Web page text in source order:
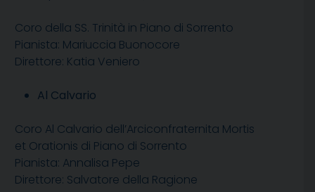
Coro della SS. Trinità in Piano di Sorrento
Pianista: Mariuccia Buonocore
Direttore: Katia Veniero
Al Calvario
Coro Al Calvario dell’Arciconfraternita Mortis
et Orationis di Piano di Sorrento
Pianista: Annalisa Pepe
Direttore: Salvatore della Ragione